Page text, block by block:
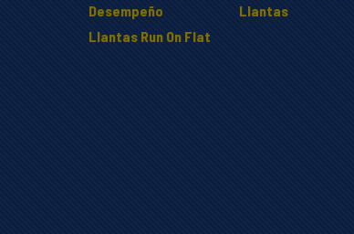
Desempeño
Llantas Run On Flat
Llantas